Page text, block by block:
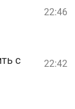
с
22:46
22:42